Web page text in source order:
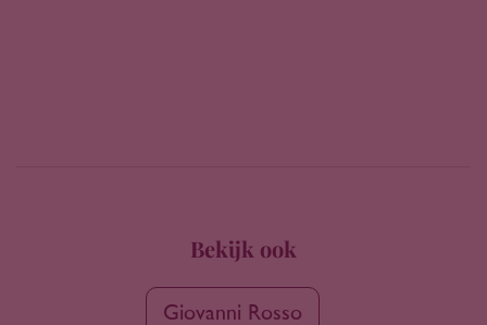
Bekijk ook
Giovanni Rosso